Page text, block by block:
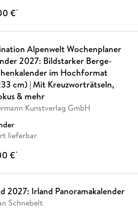
€*
Alpenwelt Wochenplaner
2027: Bildstarker Berge-
im Hochformat
cm) | Mit Kreuzworträtseln,
& mehr
Kunstverlag GmbH
lieferbar
€*
2027: Irland Panoramakalender
Schnebelt